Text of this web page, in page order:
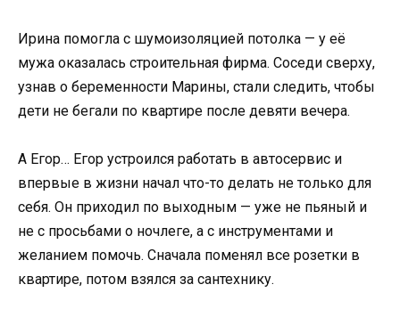
Ирина помогла с шумоизоляцией потолка — у её
мужа оказалась строительная фирма. Соседи сверху,
узнав о беременности Марины, стали следить, чтобы
дети не бегали по квартире после девяти вечера.
А Егор… Егор устроился работать в автосервис и
впервые в жизни начал что-то делать не только для
себя. Он приходил по выходным — уже не пьяный и
не с просьбами о ночлеге, а с инструментами и
желанием помочь. Сначала поменял все розетки в
квартире, потом взялся за сантехнику.